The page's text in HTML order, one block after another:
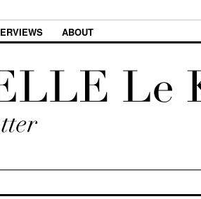
ABOUT